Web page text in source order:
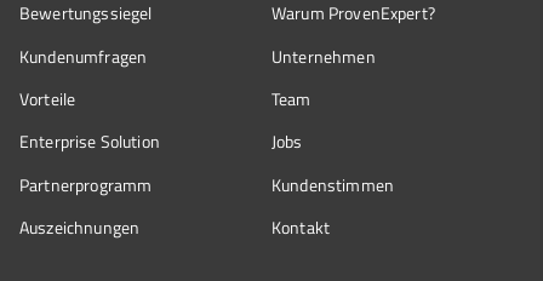
Bewertungssiegel
Kundenumfragen
Vorteile
Enterprise Solution
Partnerprogramm
Auszeichnungen
Warum ProvenExpert?
Unternehmen
Team
Jobs
Kundenstimmen
Kontakt